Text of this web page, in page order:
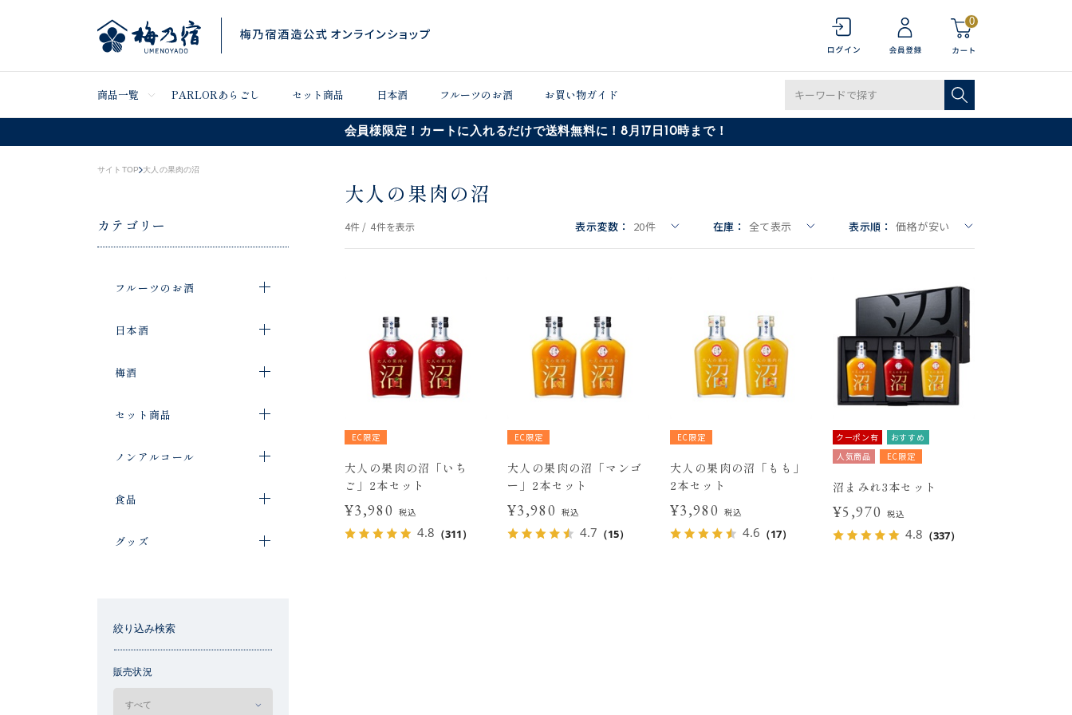
0
商品一覧 PARLORあらごし セット商品 日本酒 フルーツのお酒 お買い物ガイド
会員様限定！カートに入れるだけで送料無料に！8月17日10時まで！
サイトTOP 大人の果肉の沼
カテゴリー
フルーツのお酒
日本酒
梅酒
セット商品
ノンアルコール
食品
グッズ
絞り込み検索
販売状況
大人の果肉の沼
4件 / 4件を表示 表示変数： 20件 在庫： 全て表示 表示順： 価格が安い
EC限定
大人の果肉の沼「いち
ご」2本セット
¥3,980 税込
4.8 （311）
EC限定
大人の果肉の沼「マンゴ
ー」2本セット
¥3,980 税込
4.7 （15）
EC限定
大人の果肉の沼「もも」
2本セット
¥3,980 税込
4.6 （17）
クーポン有
おすすめ
人気商品
EC限定
沼まみれ3本セット
¥5,970 税込
4.8 （337）